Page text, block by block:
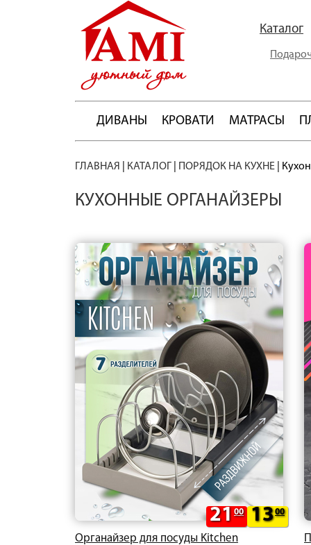
Каталог
ДИВАНЫ КРОВАТИ МАТРАСЫ
ГЛАВНАЯ КАТАЛОГ ПОРЯДОК НА КУХНЕ
КУХОННЫЕ ОРГАНАЙЗЕРЫ
Органайзер для посуды Kitchen
21 00 1300